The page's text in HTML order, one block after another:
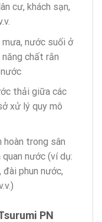
cư, khách sạn,
mưa, nước suối ở
chất rắn
thải giữa các
xử lý quy mô
hoàn trong sân
nước (ví dụ:
đài phun nước,
PN